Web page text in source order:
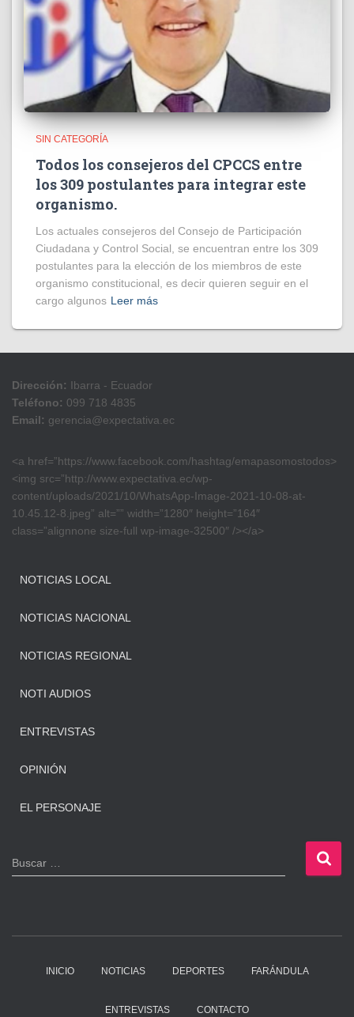
SIN CATEGORÍA
Todos los consejeros del CPCCS entre
los 309 postulantes para integrar este
organismo.
Los actuales consejeros del Consejo de Participación
Ciudadana y Control Social, se encuentran entre los 309
postulantes para la elección de los miembros de este
organismo constitucional, es decir quieren seguir en el
cargo algunos Leer más
Dirección: Ibarra - Ecuador
Teléfono: 099 718 4835
Email: gerencia@expectativa.ec
<a href=”https://www.facebook.com/hashtag/emapasomostodos>
<img src=”http://www.expectativa.ec/wp-
content/uploads/2021/10/WhatsApp-Image-2021-10-08-at-
10.45.12-8.jpeg” alt=”” width=”1280″ height=”164″
class=”alignnone size-full wp-image-32500″ /></a>
NOTICIAS LOCAL
NOTICIAS NACIONAL
NOTICIAS REGIONAL
NOTI AUDIOS
ENTREVISTAS
OPINIÓN
EL PERSONAJE
B
u
Buscar …
INICIO NOTICIAS DEPORTES FARÁNDULA
ENTREVISTAS CONTACTO